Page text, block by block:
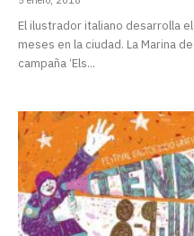
El ilustrador italiano desarrolla
meses en la ciudad. La Marina
campaña ‘Els...